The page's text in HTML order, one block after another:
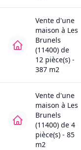
Vente d'une
maison à Les
Brunels
(11400) de
12 pièce(s) -
387 m2
Vente d'une
maison à Les
Brunels
(11400) de 4
pièce(s) - 85
m2